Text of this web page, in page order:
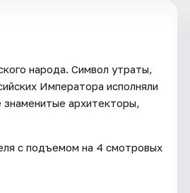
народа. Символ утраты,
Императора исполняли
архитекторы,
с подъемом на 4 смотровых